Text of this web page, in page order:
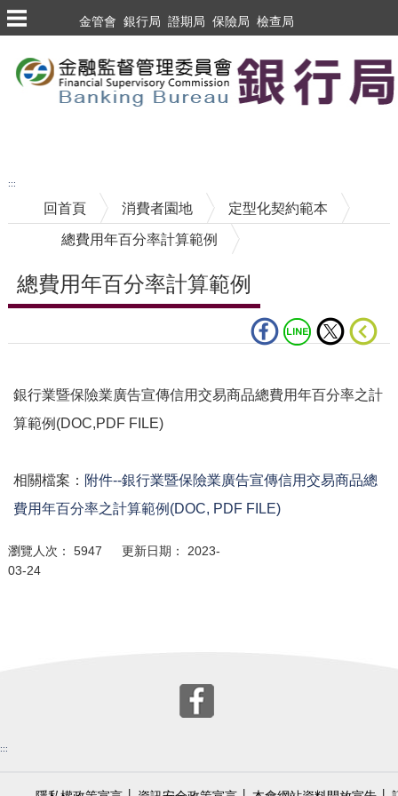
跳到主要內容區塊
金管會 銀行局 證期局 保險局 檢查局
:::
回首頁 消費者園地 定型化契約範本
總費用年百分率計算範例
總費用年百分率計算範例
銀行業暨保險業廣告宣傳信用交易商品總費用年百分率之計
算範例(DOC,PDF FILE)
相關檔案： 附件--銀行業暨保險業廣告宣傳信用交易商品總
費用年百分率之計算範例(DOC, PDF FILE)
瀏覽人次： 5947 更新日期： 2023-
03-24
:::